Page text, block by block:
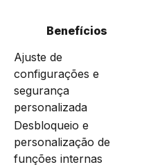
Benefícios
Ajuste de
configurações e
segurança
personalizada
Desbloqueio e
personalização de
funções internas